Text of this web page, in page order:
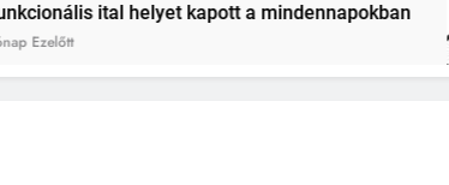
ital helyet kapott a mindennapokban